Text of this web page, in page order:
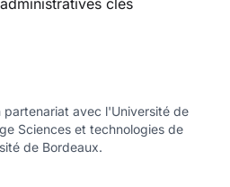
clés
partenariat avec l'Université de
Sciences et technologies de
de Bordeaux.